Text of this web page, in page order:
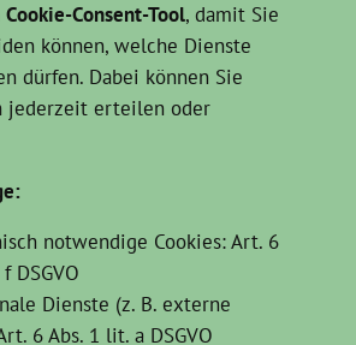
Cookie-Consent-Tool, damit Sie
können, welche Dienste
dürfen. Dabei können Sie
jederzeit erteilen oder
notwendige Cookies: Art. 6
DSGVO
Dienste (z. B. externe
6 Abs. 1 lit. a DSGVO